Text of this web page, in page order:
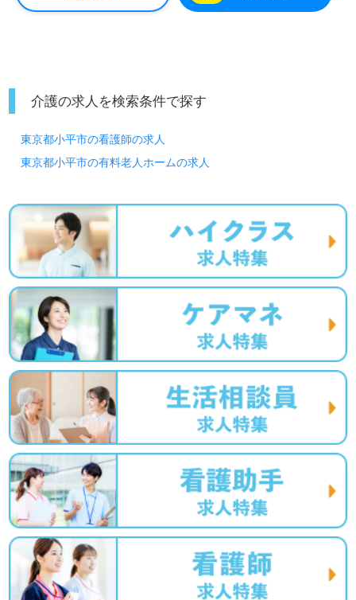
介護の求人を検索条件で探す
東京都小平市の看護師の求人
東京都小平市の有料老人ホームの求人